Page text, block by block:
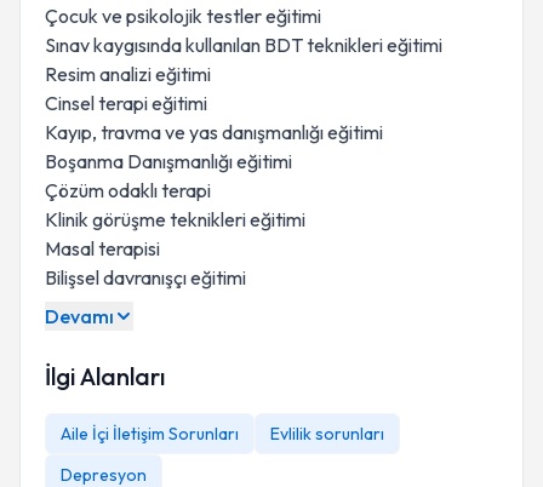
Çocuk ve psikolojik testler eğitimi
Sınav kaygısında kullanılan BDT teknikleri eğitimi
Resim analizi eğitimi
Cinsel terapi eğitimi
Kayıp, travma ve yas danışmanlığı eğitimi
Boşanma Danışmanlığı eğitimi
Çözüm odaklı terapi
Klinik görüşme teknikleri eğitimi
Masal terapisi
Bilişsel davranışçı eğitimi
Devamı
İlgi Alanları
Aile İçi İletişim Sorunları
Evlilik sorunları
Depresyon